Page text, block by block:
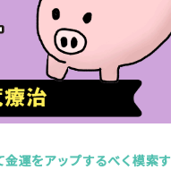
運をアップするべく模索す